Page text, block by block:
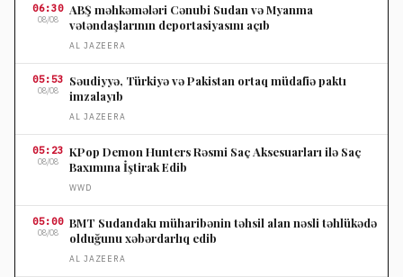
06:30
08/08
ABŞ məhkəmələri Cənubi Sudan və Myanma
vətəndaşlarının deportasiyasını açıb
AL JAZEERA
05:53
08/08
Səudiyyə, Türkiyə və Pakistan ortaq müdafiə paktı
imzalayıb
AL JAZEERA
05:23
08/08
KPop Demon Hunters Rəsmi Saç Aksesuarları ilə Saç
Baxımına İştirak Edib
WWD
05:00
08/08
BMT Sudandakı müharibənin təhsil alan nəsli təhlükədə
olduğunu xəbərdarlıq edib
AL JAZEERA